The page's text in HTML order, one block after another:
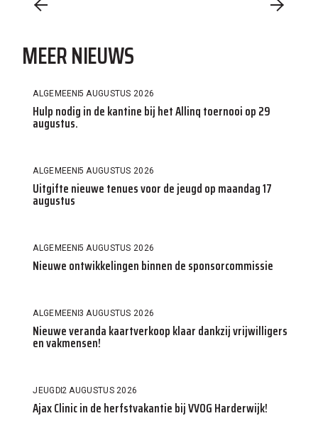
MEER NIEUWS
ALGEMEEN5 AUGUSTUS 2026
Hulp nodig in de kantine bij het Allinq toernooi op 29
augustus.
ALGEMEEN5 AUGUSTUS 2026
Uitgifte nieuwe tenues voor de jeugd op maandag 17
augustus
ALGEMEEN5 AUGUSTUS 2026
Nieuwe ontwikkelingen binnen de sponsorcommissie
ALGEMEEN3 AUGUSTUS 2026
Nieuwe veranda kaartverkoop klaar dankzij vrijwilligers
en vakmensen!
JEUGD2 AUGUSTUS 2026
Ajax Clinic in de herfstvakantie bij VVOG Harderwijk!